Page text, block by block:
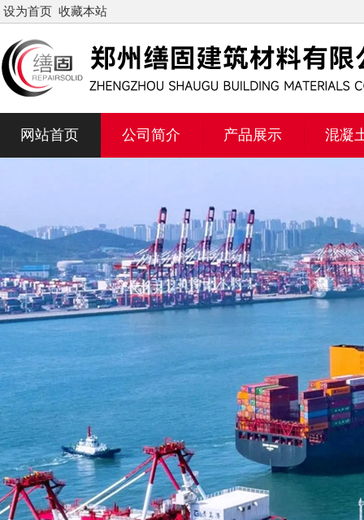
设为首页 收藏本站
网站首页 公司简介 产品展示 混凝